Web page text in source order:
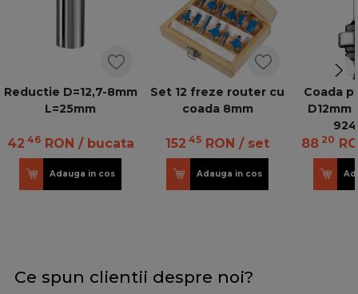
Reductie D=12,7-8mm
L=25mm
42 46 RON / bucata
Adauga in cos
Set 12 freze router cu
coada 8mm
152 45 RON / set
Adauga in cos
Coada
88 20
Ce spun clientii despre noi?